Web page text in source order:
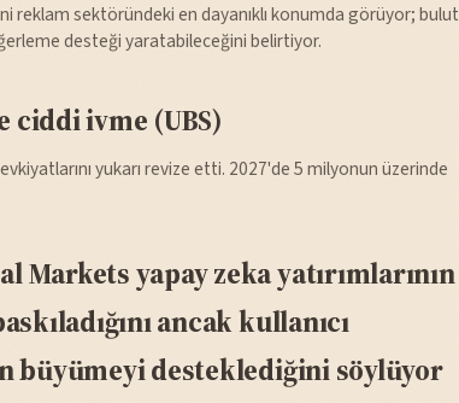
reklam sektöründeki en dayanıklı konumda görüyor; bulut
desteği yaratabileceğini belirtiyor.
ciddi ivme (UBS)
yukarı revize etti. 2027'de 5 milyonun üzerinde
Markets yapay zeka yatırımlarının
ancak kullanıcı
büyümeyi desteklediğini söylüyor